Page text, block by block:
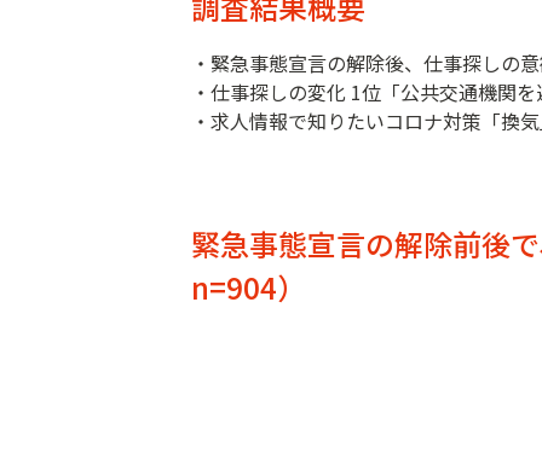
・緊急事態宣言の解除後、仕事探しの
・仕事探しの変化 1位「公共交通機関
・求人情報で知りたいコロナ対策「換
緊急事態宣言の解除前後
n=904）